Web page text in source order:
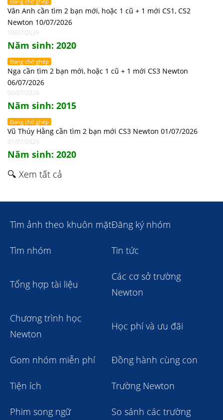
Vân Anh cần tìm 2 bạn mới, hoặc 1 cũ + 1 mới CS1, CS2
Newton 10/07/2026
10/07/2026
Năm sinh: 2020
Đang chờ ghép
Nga cần tìm 2 bạn mới, hoặc 1 cũ + 1 mới CS3 Newton
06/07/2026
06/07/2026
Năm sinh: 2015
Đang chờ ghép
Vũ Thúy Hằng cần tìm 2 bạn mới CS3 Newton 01/07/2026
01/07/2026
Năm sinh: 2020
🔍 Xem tất cả
Tìm ảnh theo khuôn mặtĐăng ký nhóm
Tìm nhóm Tin tức
Tổng hợp tài liệu
Các cơ sở trường
Newton
Chương trình học
Newton
Học phí và ưu đãi
Gom nhóm miễn phí Đồng hành cùng con
Tiện ích Trường Newton
Phim song ngữ So sánh các trường